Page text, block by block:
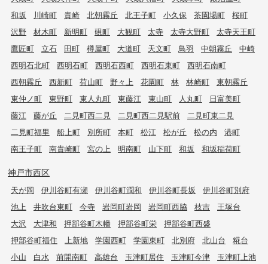
和坂
川崎町 貴崎 北朝霧丘 北王子町 小久保 茶園場町
桜町
沢野
材木町 新明町 硯町 大観町 太寺 太寺大野町
太寺天王町
鷹匠町
立石 田町 樽屋町 大道町 天文町 鳥羽 中朝霧丘
中崎
西明石北町
西明石町 西明石西町 西明石東町
西明石南町
西朝霧丘
西新町 荷山町 野々上 花園町 林 林崎町
東朝霧丘
東仲ノ町
東野町 東人丸町 東藤江 東山町 人丸町
日富美町
藤江
藤が丘 二見町西二見 二見町西二見駅前
二見町東二見
二見町福里
船上町 別所町 本町 松江 松が丘 松の内
港町
南王子町
南貴崎町 宮の上 明南町 山下町 和坂 和坂稲荷町
神戸市西区
天が岡 伊川谷町有瀬 伊川谷町潤和 伊川谷町長坂
伊川谷町別府
池上
井吹台東町 今寺 岩岡町岩岡 岩岡町西脇 枝吉
王塚台
大沢
大津和 押部谷町木幡 押部谷町栄
押部谷町西盛
押部谷町福住
上新地 学園西町 学園東町 北別府 北山台
糀台
小山
白水 前開南町 高雄台 玉津町居住 玉津町今津
玉津町上池